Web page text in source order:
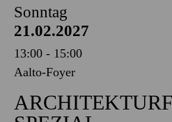
AALTO MUSIKTHEATER
AALTO BALLETT ESSEN
Sonntag
21.02.2027
13:00 - 15:00
Aalto-Foyer